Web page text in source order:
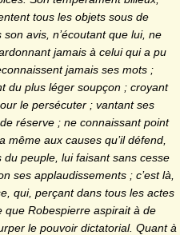
tous les objets sous de
avis, n’écoutant que lui, ne
jamais à celui qui a pu
jamais ses mots ;
du plus léger soupçon ; croyant
le persécuter ; vantant ses
réserve ; ne connaissant point
aux causes qu’il défend,
peuple, lui faisant sans cesse
ses applaudissements ; c’est là,
qui, perçant dans tous les actes
que Robespierre aspirait à de
le pouvoir dictatorial. Quant à